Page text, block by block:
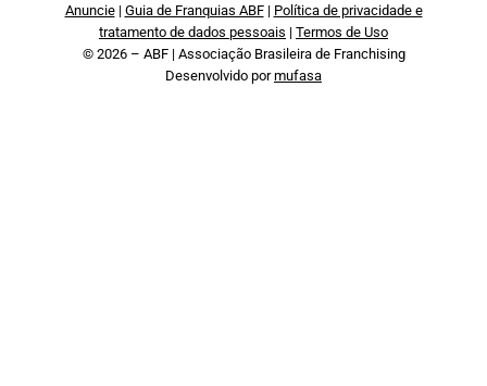
Anuncie| Guia de Franquias ABF| Política de privacidade e
tratamento de dados pessoais | Termos de Uso
© 2026 – ABF | Associação Brasileira de Franchising
Desenvolvido pormufasa